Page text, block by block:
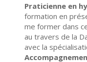
Praticienne en
formation en
me former dans
au travers de la
avec la